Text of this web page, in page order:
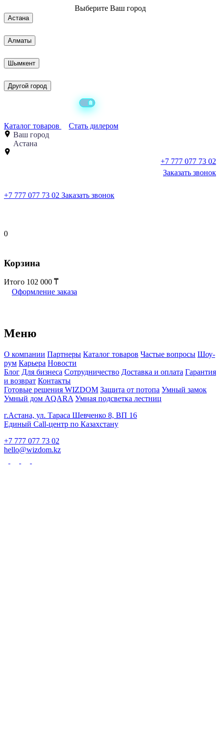
Выберите Ваш город
Астана
Алматы
Шымкент
Другой город
Каталог товаров
Стать дилером
Ваш город
Астана
+7 777 077 73 02
Заказать звонок
+7 777 077 73 02 Заказать звонок
0
Корзина
Итого 102 000
Оформление заказа
Меню
О компании Партнеры Каталог товаров Частые вопросы Шоу-
рум Карьера Новости
Блог Для бизнеса Сотрудничество Доставка и оплата Гарантия
и возврат Контакты
Готовые решения WIZDOM Защита от потопа Умный замок
Умный дом AQARA Умная подсветка лестниц
г.Астана, ул. Тараса Шевченко 8, ВП 16
Единый Call-центр по Казахстану
+7 777 077 73 02
hello@wizdom.kz